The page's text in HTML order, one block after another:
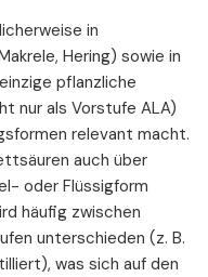
in
Hering) sowie in
pflanzliche
nur als Vorstufe ALA)
relevant macht.
auch über
oder Flüssigform
häufig zwischen
unterschieden (z. B.
was sich auf den